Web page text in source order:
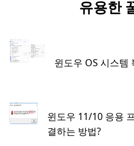
유용한
윈도우 OS 시스템
윈도우 11/10 응용
결하는 방법?